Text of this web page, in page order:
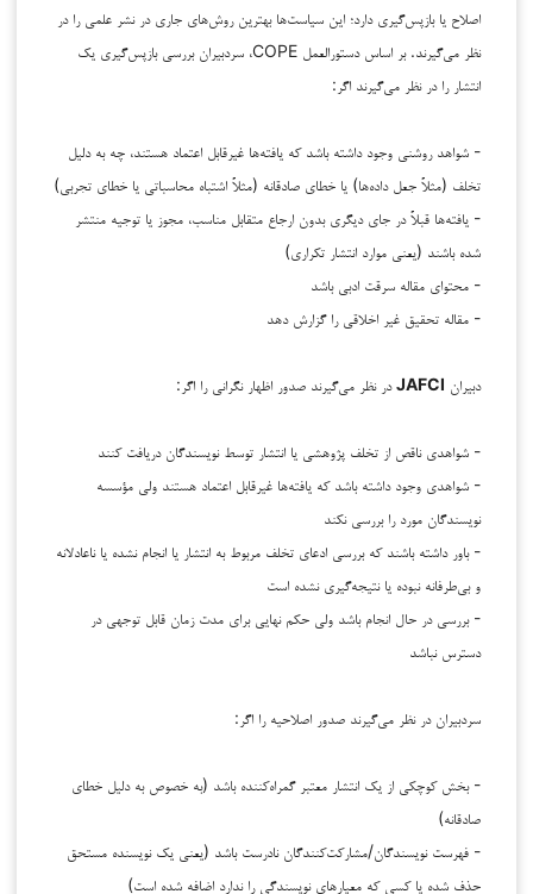
اصلاح یا بازپس‌گیری دارد؛ این سیاست‌ها بهترین روش‌های جاری در نشر علمی را در
نظر می‌گیرند. بر اساس دستورالعمل COPE، سردبیران بررسی بازپس‌گیری یک
انتشار را در نظر می‌گیرند اگر:
- شواهد روشنی وجود داشته باشد که یافته‌ها غیرقابل اعتماد هستند، چه به دلیل
تخلف (مثلاً جعل داده‌ها) یا خطای صادقانه (مثلاً اشتباه محاسباتی یا خطای تجربی)
- یافته‌ها قبلاً در جای دیگری بدون ارجاع متقابل مناسب، مجوز یا توجیه منتشر
شده باشند (یعنی موارد انتشار تکراری)
- محتوای مقاله سرقت ادبی باشد
- مقاله تحقیق غیر اخلاقی را گزارش دهد
دبیران JAFCIدر نظر می‌گیرند صدور اظهار نگرانی را اگر:
- شواهدی ناقص از تخلف پژوهشی یا انتشار توسط نویسندگان دریافت کنند
- شواهدی وجود داشته باشد که یافته‌ها غیرقابل اعتماد هستند ولی مؤسسه
نویسندگان مورد را بررسی نکند
- باور داشته باشند که بررسی ادعای تخلف مربوط به انتشار یا انجام نشده یا ناعادلانه
و بی‌طرفانه نبوده یا نتیجه‌گیری نشده است
- بررسی در حال انجام باشد ولی حکم نهایی برای مدت زمان قابل توجهی در
دسترس نباشد
سردبیران در نظر می‌گیرند صدور اصلاحیه را اگر:
- بخش کوچکی از یک انتشار معتبر گمراه‌کننده باشد (به خصوص به دلیل خطای
صادقانه)
- فهرست نویسندگان/مشارکت‌کنندگان نادرست باشد (یعنی یک نویسنده مستحق
حذف شده یا کسی که معیارهای نویسندگی را ندارد اضافه شده است)